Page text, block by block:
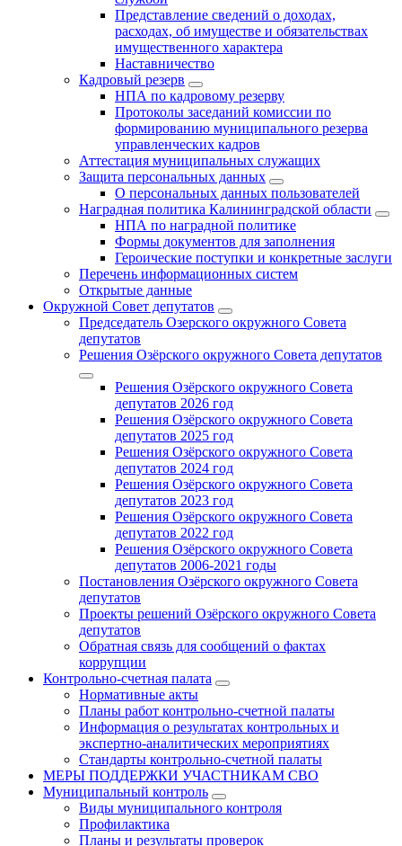
Представление сведений о доходах,
расходах, об имуществе и обязательствах
имущественного характера
Наставничество
Кадровый резерв
НПА по кадровому резерву
Протоколы заседаний комиссии по
формированию муниципального резерва
управленческих кадров
Аттестация муниципальных служащих
Защита персональных данных
О персональных данных пользователей
Наградная политика Калининградской области
НПА по наградной политике
Формы документов для заполнения
Героические поступки и конкретные заслуги
Перечень информационных систем
Открытые данные
Окружной Совет депутатов
Председатель Озерского окружного Совета
депутатов
Решения Озёрского окружного Совета депутатов
Решения Озёрского окружного Совета
депутатов 2026 год
Решения Озёрского окружного Совета
депутатов 2025 год
Решения Озёрского окружного Совета
депутатов 2024 год
Решения Озёрского окружного Совета
депутатов 2023 год
Решения Озёрского окружного Совета
депутатов 2022 год
Решения Озёрского окружного Совета
депутатов 2006-2021 годы
Постановления Озёрского окружного Совета
депутатов
Проекты решений Озёрского окружного Совета
депутатов
Обратная связь для сообщений о фактах
коррупции
Контрольно-счетная палата
Нормативные акты
Планы работ контрольно-счетной палаты
Информация о результатах контрольных и
экспертно-аналитических мероприятиях
Стандарты контрольно-счетной палаты
МЕРЫ ПОДДЕРЖКИ УЧАСТНИКАМ СВО
Муниципальный контроль
Виды муниципального контроля
Профилактика
Планы и результаты проверок